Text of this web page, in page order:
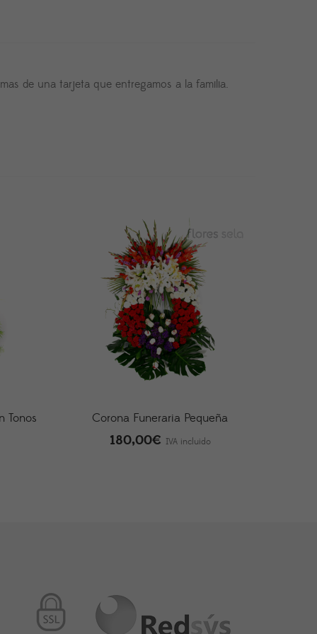
de una tarjeta que entregamos a la familia.
Tonos Corona Funeraria Pequeña
180,00€ IVA incluido